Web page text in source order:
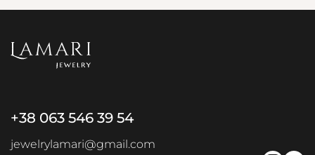
+38 063 546 39 54
jewelrylamari@gmail.com